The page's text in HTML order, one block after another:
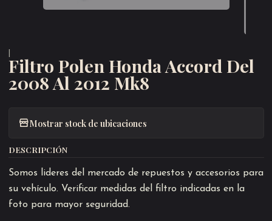
Filtro Polen Honda Accord Del
2008 Al 2012 Mk8
Mostrar stock de ubicaciones
DESCRIPCIÓN
Somos lideres del mercado de repuestos y accesorios para
su vehículo. Verificar medidas del filtro indicadas en la
foto para mayor seguridad.